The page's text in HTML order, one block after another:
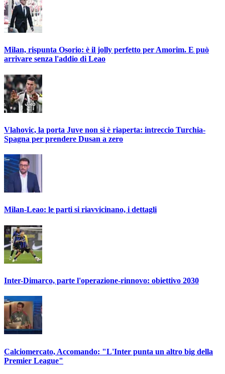
Milan, rispunta Osorio: è il jolly perfetto per Amorim. E può
arrivare senza l'addio di Leao
Vlahovic, la porta Juve non si è riaperta: intreccio Turchia-
Spagna per prendere Dusan a zero
Milan-Leao: le parti si riavvicinano, i dettagli
Inter-Dimarco, parte l'operazione-rinnovo: obiettivo 2030
Calciomercato, Accomando: "L'Inter punta un altro big della
Premier League"